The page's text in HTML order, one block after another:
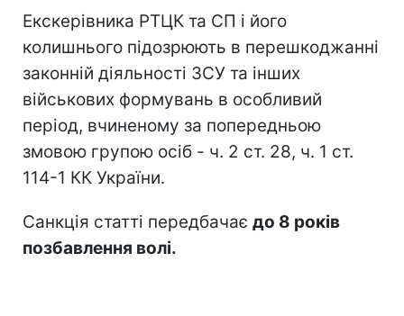
Екскерівника РТЦК та СП і його
колишнього підозрюють в перешкоджанні
законній діяльності ЗСУ та інших
військових формувань в особливий
період, вчиненому за попередньою
змовою групою осіб - ч. 2 ст. 28, ч. 1 ст.
114-1 КК України.
Санкція статті передбачає до 8 років
позбавлення волі.